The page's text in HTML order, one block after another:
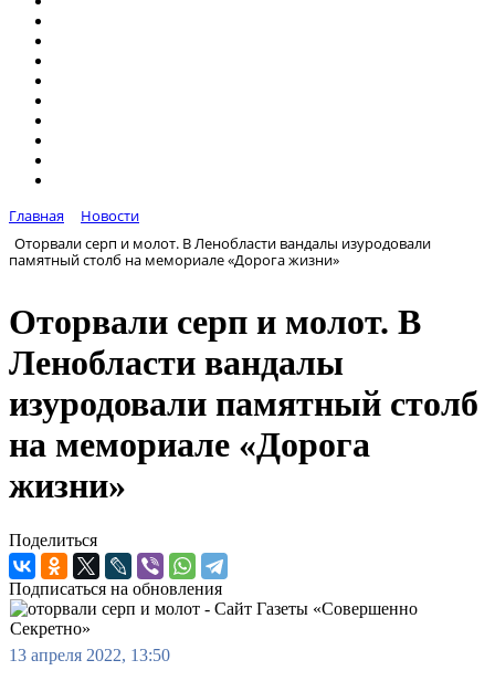
Главная
Новости
Оторвали серп и молот. В Ленобласти вандалы изуродовали
памятный столб на мемориале «Дорога жизни»
Оторвали серп и молот. В
Ленобласти вандалы
изуродовали памятный столб
на мемориале «Дорога
жизни»
Поделиться
Подписаться на обновления
13 апреля 2022, 13:50